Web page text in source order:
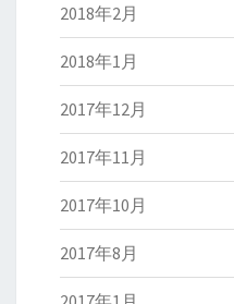
2018年2月
2018年1月
2017年12月
2017年11月
2017年10月
2017年8月